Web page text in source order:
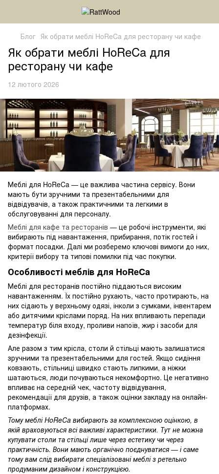
Блог Як обрати меблі HoReCa для ресторану чи кафе
Як обрати меблі HoReCa для
ресторану чи кафе
12 лютого 2026
Меблі для HoReCa — це важлива частина сервісу. Вони
мають бути зручними та презентабельними для
відвідувачів, а також практичними та легкими в
обслуговуванні для персоналу.
Меблі для кафе та ресторанів — це робочі інструменти, які
вибирають під навантаження, прибирання, потік гостей і
формат посадки. Далі ми розберемо ключові вимоги до них,
критерії вибору та типові помилки під час покупки.
Особливості меблів для HoReCa
Меблі для ресторанів постійно піддаються високим
навантаженням. Їх постійно рухають, часто протирають, на
них сідають у верхньому одязі, інколи з сумками, інвентарем
або дитячими кріслами поряд. На них впливають перепади
температур біля входу, проливи напоїв, жир і засоби для
дезінфекції.
Але разом з тим крісла, столи й стільці мають залишатися
зручними та презентабельними для гостей. Якщо сидіння
ковзають, стільниці швидко стають липкими, а ніжки
шатаються, люди почуваються некомфортно. Це негативно
впливає на середній чек, частоту відвідування,
рекомендації для друзів, а також оцінки закладу на онлайн-
платформах.
Тому меблі HoReCa вибирають за комплексною оцінкою, в
якій враховуються всі важливі характеристики. Тут не можна
купувати столи та стільці лише через естетику чи через
практичність. Вони мають органічно поєднуватися — і саме
тому вам слід вибирати спеціалізовані меблі з ретельно
продуманим дизайном і конструкцією.